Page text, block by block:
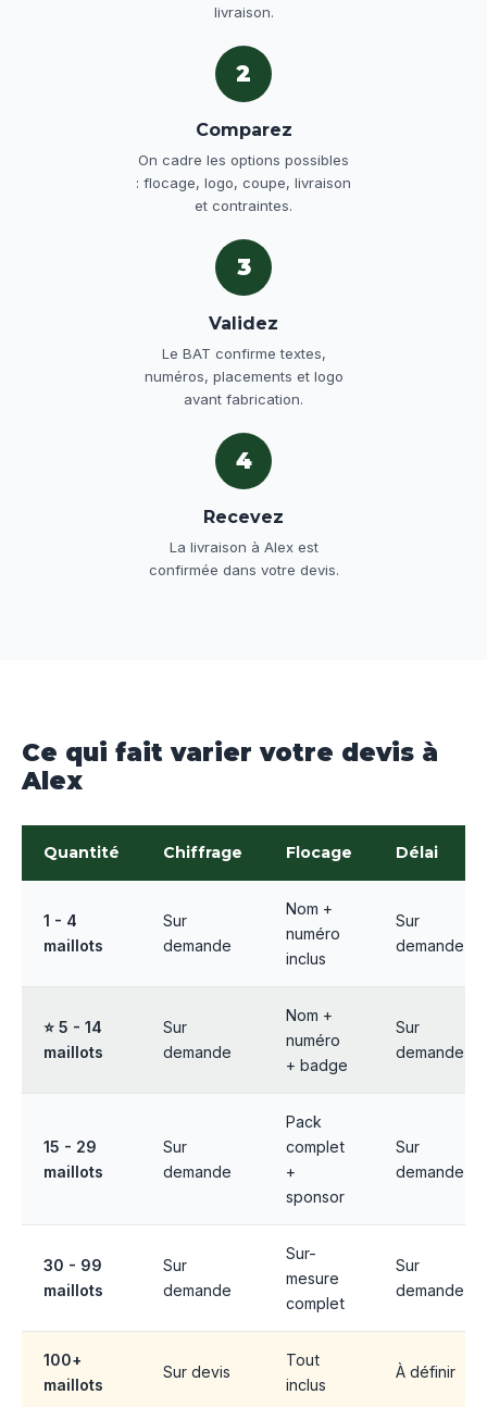
livraison.
2
Comparez
On cadre les options possibles
: flocage, logo, coupe, livraison
et contraintes.
3
Validez
Le BAT confirme textes,
numéros, placements et logo
avant fabrication.
4
Recevez
La livraison à Alex est
confirmée dans votre devis.
Ce qui fait varier votre devis à
Alex
Quantité Chiffrage Flocage Délai
1 - 4
maillots
Sur
demande
Nom +
numéro
inclus
Sur
demande
⭐ 5 - 14
maillots
Sur
demande
Nom +
numéro
+ badge
Sur
demande
15 - 29
maillots
Sur
demande
Pack
complet
+
sponsor
Sur
demande
30 - 99
maillots
Sur
demande
Sur-
mesure
complet
Sur
demande
100+
maillots
Sur devis
Tout
inclus
À définir